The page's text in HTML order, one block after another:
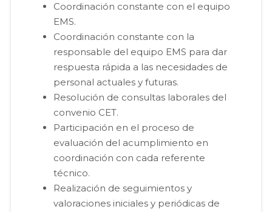
Coordinación constante con el equipo
EMS.
Coordinación constante con la
responsable del equipo EMS para dar
respuesta rápida a las necesidades de
personal actuales y futuras.
Resolución de consultas laborales del
convenio CET.
Participación en el proceso de
evaluación del acumplimiento en
coordinación con cada referente
técnico.
Realización de seguimientos y
valoraciones iniciales y periódicas de